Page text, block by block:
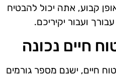
קבוע, אתה יכול להבטיח
ועבור יקיריכם.
חיים נכונה
חיים, ישנם מספר גורמים